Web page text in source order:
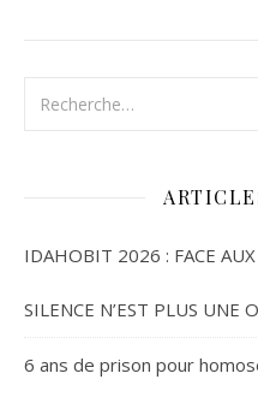
IDAHOBIT 2026 : FACE
SILENCE N’EST PLUS UNE
6 ans de prison pour